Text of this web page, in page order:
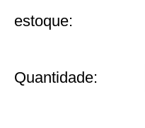
estoque:
Quantidade: